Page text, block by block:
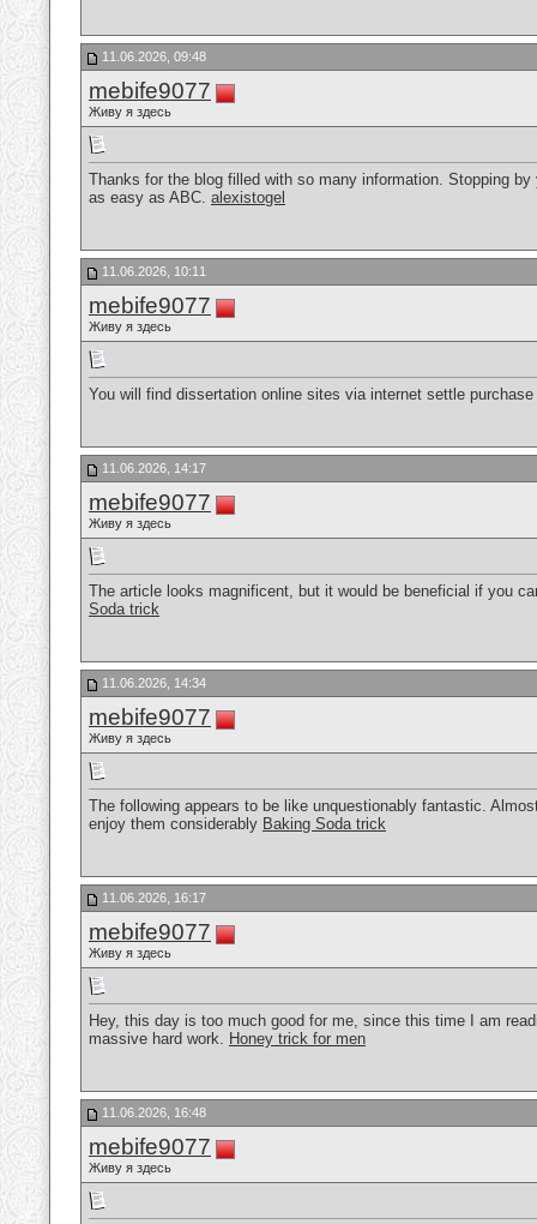
11.06.2026, 09:48
mebife9077
Живу я здесь
Thanks for the blog filled with so many information. Stopping
as easy as ABC. alexistogel
11.06.2026, 10:11
mebife9077
Живу я здесь
You will find dissertation online sites via internet settle
11.06.2026, 14:17
mebife9077
Живу я здесь
The article looks magnificent, but it would be beneficial if you
Soda trick
11.06.2026, 14:34
mebife9077
Живу я здесь
The following appears to be like unquestionably fantastic.
enjoy them considerably Baking Soda trick
11.06.2026, 16:17
mebife9077
Живу я здесь
Hey, this day is too much good for me, since this time I am
massive hard work. Honey trick for men
11.06.2026, 16:48
mebife9077
Живу я здесь